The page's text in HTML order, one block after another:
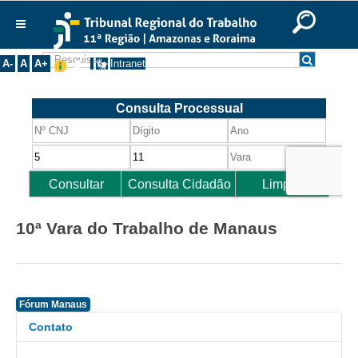
Ir para o rodapé
English
Português Español
A- A A+ Intranet
Institucional
Corregedoria
Composição
Desembargadores
Turmas
Varas do Trabalho
Juízes Roraima
10ª Vara do Trabalho de Manaus
Fórum Manaus
Contato